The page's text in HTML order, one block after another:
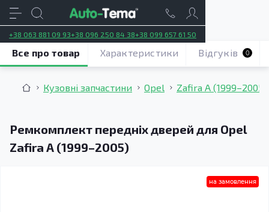
+38 063 881 09 93+38 096 250 84 38+38 099 657 61 50
Кузовні запчастини Opel Zafira A (1999–2005)
Ремкомплект передніх дверей для Opel
Zafira A (1999–2005)
Все про товар Характеристики Відгуків 0
на замовлення